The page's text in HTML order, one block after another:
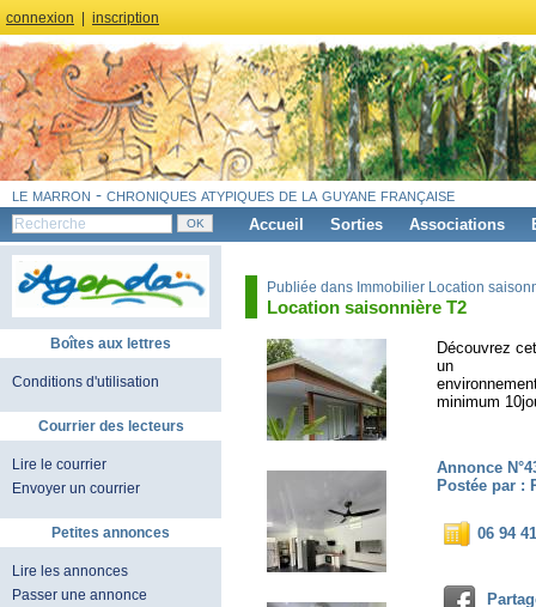
connexion inscription
le marron - chroniques atypiques de la guyane française
Accueil Sorties Associations
Boîtes aux lettres
Conditions d'utilisation
Courrier des lecteurs
Lire le courrier
Envoyer un courrier
Petites annonces
Lire les annonces
Passer une annonce
Publiée dans Immobilier Location
Location saisonnière T2
Découvrez
un
minimum
Annonce
Postée par :
06 94